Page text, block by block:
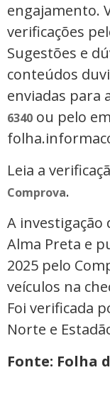
engajamento.
verificações
Sugestões e
conteúdos
enviadas para
6340 ou pelo
Leia a
Comprova.
A
Alma Preta e
2025 pelo
veículos na
Foi verificada
Norte e
Fonte: Folha